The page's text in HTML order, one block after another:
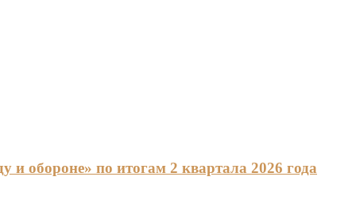
обороне» по итогам 2 квартала 2026 года